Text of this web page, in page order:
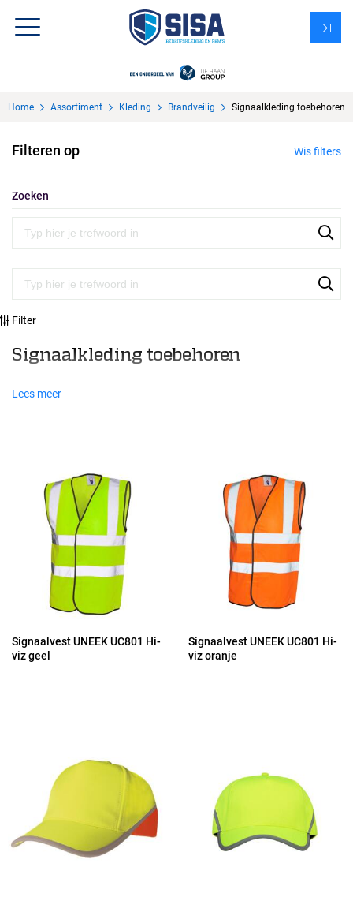
Over Sisa
KMS
Uitzendbureau?
Home Assortiment Kleding Brandveilig Signaalkleding toebehoren
Filteren op Wis filters
Zoeken
Filter
Signaalkleding toebehoren
Lees meer
Signaalvest UNEEK UC801 Hi-
viz geel
Signaalvest UNEEK UC801 Hi-
viz oranje